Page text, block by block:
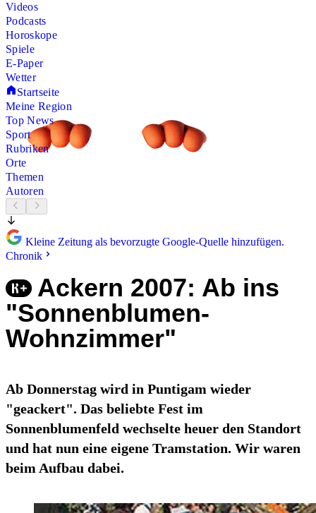
Videos
Podcasts
Horoskope
Spiele
E-Paper
Wetter
Startseite
Meine Region
Top News
Sport
Rubriken
Orte
Themen
Autoren
Kleine Zeitung als bevorzugte Google-Quelle hinzufügen.
Chronik
Ackern 2007: Ab ins
"Sonnenblumen-
Wohnzimmer"
Ab Donnerstag wird in Puntigam wieder
"geackert". Das beliebte Fest im
Sonnenblumenfeld wechselte heuer den Standort
und hat nun eine eigene Tramstation. Wir waren
beim Aufbau dabei.